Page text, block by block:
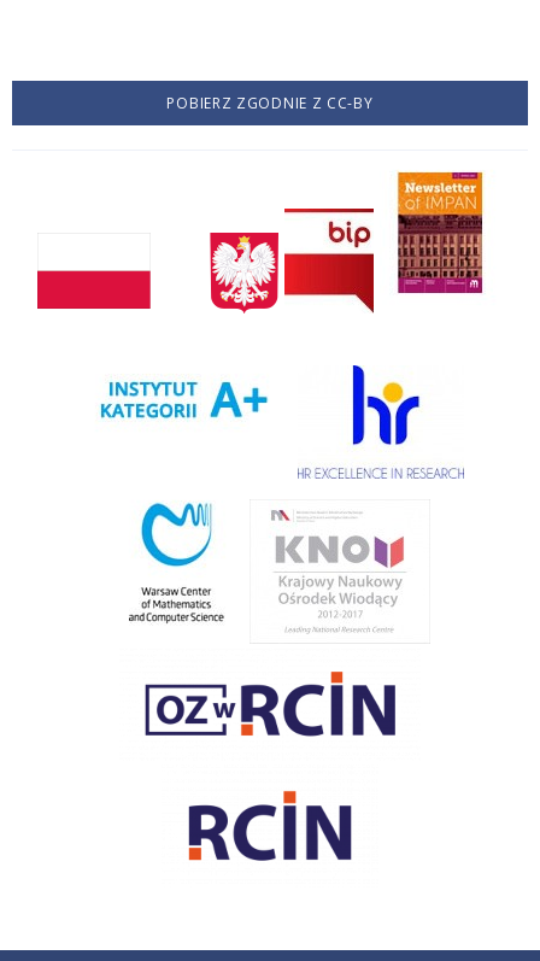
POBIERZ ZGODNIE Z CC-BY